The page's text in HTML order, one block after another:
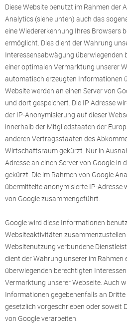
Diese Website benutzt im Rahmen der
Analytics (siehe unten) auch das
eine Wiedererkennung Ihres Browsers
ermöglicht. Dies dient der Wahrung
Interessensabwägung überwiegenden
einer optimalen Vermarktung unserer
automatisch erzeugten Informationen
Website werden an einen Server von
und dort gespeichert. Die IP Adresse
der IP-Anonymisierung auf dieser
innerhalb der Mitgliedstaaten der
anderen Vertragsstaaten des
Wirtschaftsraum gekürzt. Nur in
Adresse an einen Server von Google in
gekürzt. Die im Rahmen von Google
übermittelte anonymisierte IP-Adresse
von Google zusammengeführt.
Google wird diese Informationen
Websiteaktivitäten
Websitenutzung verbundene
dient der Wahrung unserer im
überwiegenden berechtigten
Vermarktung unserer Webseite. Auch
Informationen gegebenenfalls an
gesetzlich vorgeschrieben oder soweit
von Google verarbeiten.